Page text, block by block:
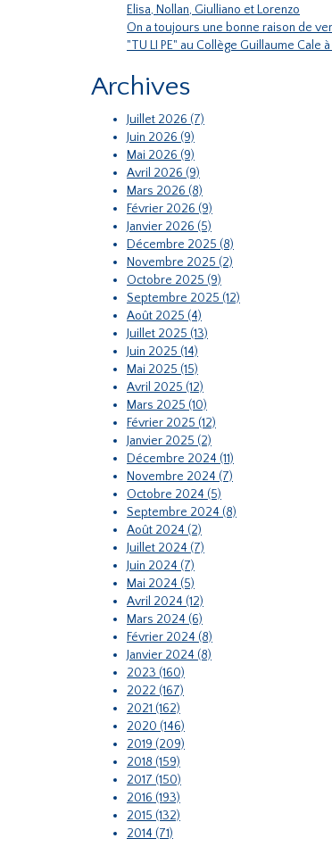
Elisa, Nollan, Giulliano et Lorenzo
On a toujours une bonne raison de
"TU LI PE" au Collège Guillaume Cale
Archives
Juillet 2026 (7)
Juin 2026 (9)
Mai 2026 (9)
Avril 2026 (9)
Mars 2026 (8)
Février 2026 (9)
Janvier 2026 (5)
Décembre 2025 (8)
Novembre 2025 (2)
Octobre 2025 (9)
Septembre 2025 (12)
Août 2025 (4)
Juillet 2025 (13)
Juin 2025 (14)
Mai 2025 (15)
Avril 2025 (12)
Mars 2025 (10)
Février 2025 (12)
Janvier 2025 (2)
Décembre 2024 (11)
Novembre 2024 (7)
Octobre 2024 (5)
Septembre 2024 (8)
Août 2024 (2)
Juillet 2024 (7)
Juin 2024 (7)
Mai 2024 (5)
Avril 2024 (12)
Mars 2024 (6)
Février 2024 (8)
Janvier 2024 (8)
2023 (160)
2022 (167)
2021 (162)
2020 (146)
2019 (209)
2018 (159)
2017 (150)
2016 (193)
2015 (132)
2014 (71)